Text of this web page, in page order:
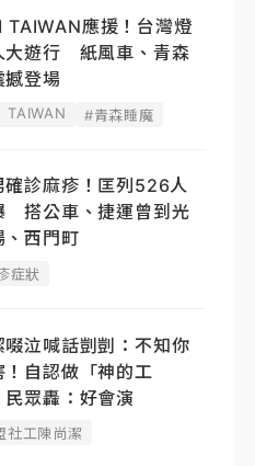
TAIWAN應援！台灣燈
大遊行 紙風車、青森
撼登場
TAIWAN #青森睡魔
確診麻疹！匡列526人
搭公車、捷運曾到光
、西門町
症狀
啜泣喊話剴剴：不知你
！自認做「神的工
眾轟：好會演
社工陳尚潔